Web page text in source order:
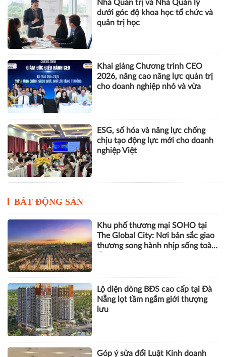
Nhà Quản trị và Nhà Quản lý
dưới góc độ khoa học tổ chức và
quản trị học
Khai giảng Chương trình CEO
2026, nâng cao năng lực quản trị
cho doanh nghiệp nhỏ và vừa
ESG, số hóa và năng lực chống
chịu tạo động lực mới cho doanh
nghiệp Việt
BẤT ĐỘNG SẢN
Khu phố thương mại SOHO tại
The Global City: Nơi bản sắc giao
thương song hành nhịp sống toàn
Lộ diện dòng BĐS cao cấp tại Đà
Nẵng lọt tầm ngắm giới thượng
lưu
Góp ý sửa đổi Luật Kinh doanh